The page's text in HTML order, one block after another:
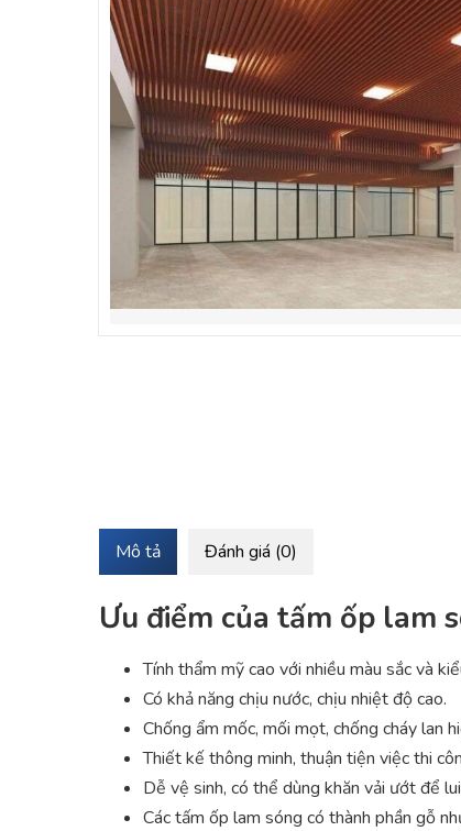
Mô tả Đánh giá (0)
Ưu điểm của tấm ốp lam
Tính thẩm mỹ cao với nhiều màu sắc và
Có khả năng chịu nước, chịu nhiệt độ cao.
Chống ẩm mốc, mối mọt, chống cháy lan
Thiết kế thông minh, thuận tiện việc thi
Dễ vệ sinh, có thể dùng khăn vải ướt để
Các tấm ốp lam sóng có thành phần gỗ